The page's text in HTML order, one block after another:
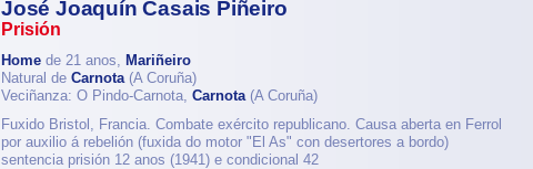
José Joaquín Casais Piñeiro
Prisión
Home de 21 anos, Mariñeiro
Natural de Carnota(A Coruña)
Veciñanza: O Pindo-Carnota, Carnota(A Coruña)
Fuxido Bristol, Francia. Combate exército republicano. Causa aberta en Ferrol
por auxilio á rebelión (fuxida do motor "El As" con desertores a bordo)
sentencia prisión 12 anos (1941) e condicional 42